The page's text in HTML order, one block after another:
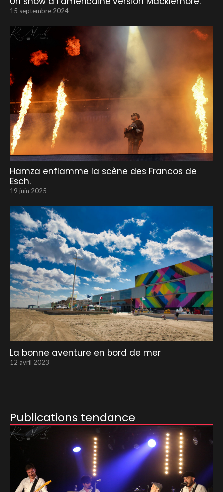
15 septembre 2024
Hamza enflamme la scène des Francos de
Esch.
19 juin 2025
La bonne aventure en bord de mer
12 avril 2023
Publications tendance